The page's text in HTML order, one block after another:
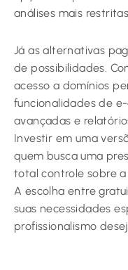
análises mais
Já as alternativas
de possibilidades.
acesso a domínios
funcionalidades de
avançadas e
Investir em uma
quem busca uma
total controle sobre
A escolha entre
suas necessidades
profissionalismo